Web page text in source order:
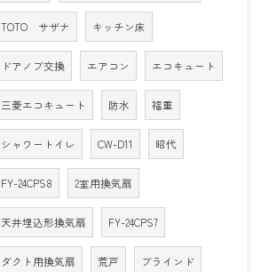
TOTO サザナ キッチン床
ドアノブ交換 エアコン エコキュート
三菱エコキュート 防水 福重
シャワートイレ CW-D11 昭代
FY-24CPS8 2室用換気扇
天井埋込形換気扇 FY-24CPS7
ダクト用換気扇 荒戸 ブラインド